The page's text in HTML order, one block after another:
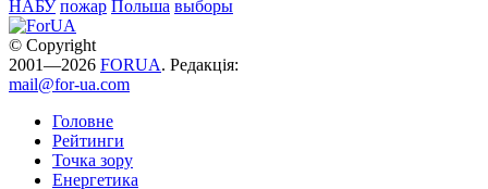
НАБУ пожар Польша выборы
© Copyright
2001—2026 FORUA. Редакція:
mail@for-ua.com
Головне
Рейтинги
Точка зору
Енергетика